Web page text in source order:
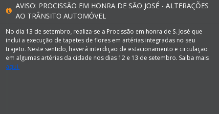
AVISO: PROCISSÃO EM HONRA DE SÃO JOSÉ - ALTERAÇÕES
AO TRÂNSITO AUTOMÓVEL
No dia 13 de setembro, realiza-se a Procissão em honra de S. José que
inclui a execução de tapetes de flores em artérias integradas no seu
trajeto. Neste sentido, haverá interdição de estacionamento e circulação
em algumas artérias da cidade nos dias 12 e 13 de setembro. Saiba mais
aqui.